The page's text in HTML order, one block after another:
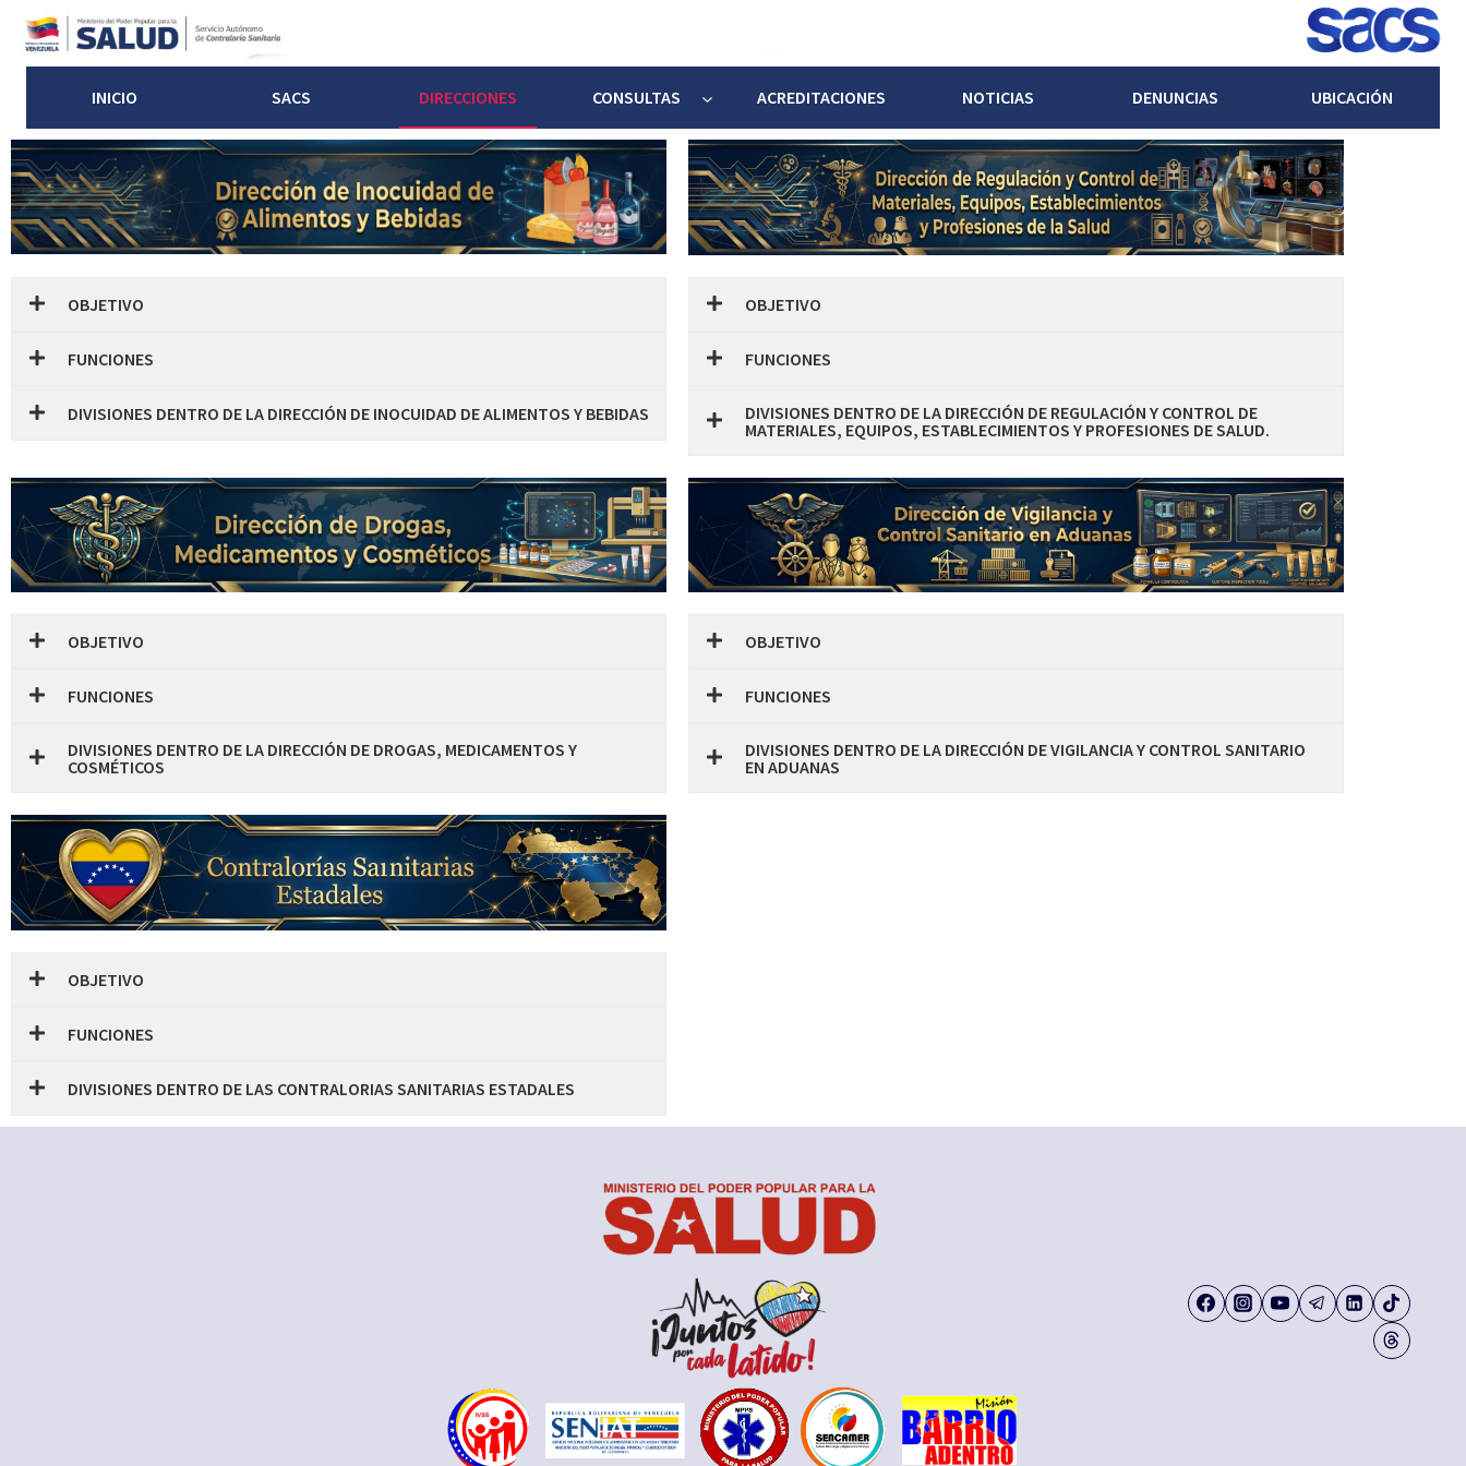
INICIO SACS DIRECCIONES CONSULTAS ACREDITACIONES NOTICIAS DENUNCIAS UBICACIÓN
OBJETIVO
FUNCIONES
DIVISIONES DENTRO DE LA DIRECCIÓN DE INOCUIDAD DE ALIMENTOS Y BEBIDAS
OBJETIVO
FUNCIONES
DIVISIONES DENTRO DE LA DIRECCIÓN DE REGULACIÓN Y CONTROL DE
MATERIALES, EQUIPOS, ESTABLECIMIENTOS Y PROFESIONES DE SALUD.
OBJETIVO
FUNCIONES
DIVISIONES DENTRO DE LA DIRECCIÓN DE DROGAS, MEDICAMENTOS Y
COSMÉTICOS
OBJETIVO
FUNCIONES
DIVISIONES DENTRO DE LA DIRECCIÓN DE VIGILANCIA Y CONTROL SANITARIO
EN ADUANAS
OBJETIVO
FUNCIONES
DIVISIONES DENTRO DE LAS CONTRALORIAS SANITARIAS ESTADALES